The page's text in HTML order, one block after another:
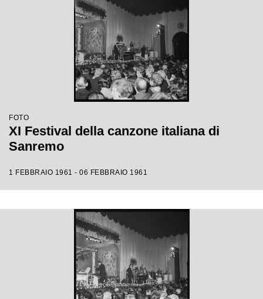
FOTO
XI Festival della canzone italiana di
Sanremo
1 FEBBRAIO 1961 - 06 FEBBRAIO 1961